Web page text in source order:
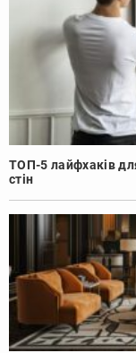
ТОП-5 лайфхаків
стін